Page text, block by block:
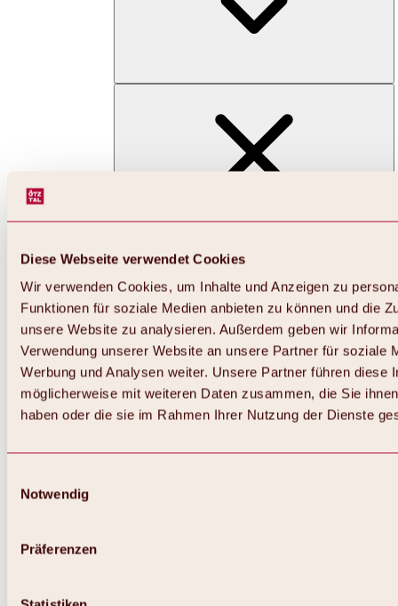
Diese Webseite verwendet Cookies
Wir verwenden Cookies, um Inhalte und Anzeigen zu
Funktionen für soziale Medien anbieten zu können und die
unsere Website zu analysieren. Außerdem geben wir
Verwendung unserer Website an unsere Partner für soziale
Werbung und Analysen weiter. Unsere Partner führen diese
möglicherweise mit weiteren Daten zusammen, die Sie
haben oder die sie im Rahmen Ihrer Nutzung der Dienste
Notwendig
Präferenzen